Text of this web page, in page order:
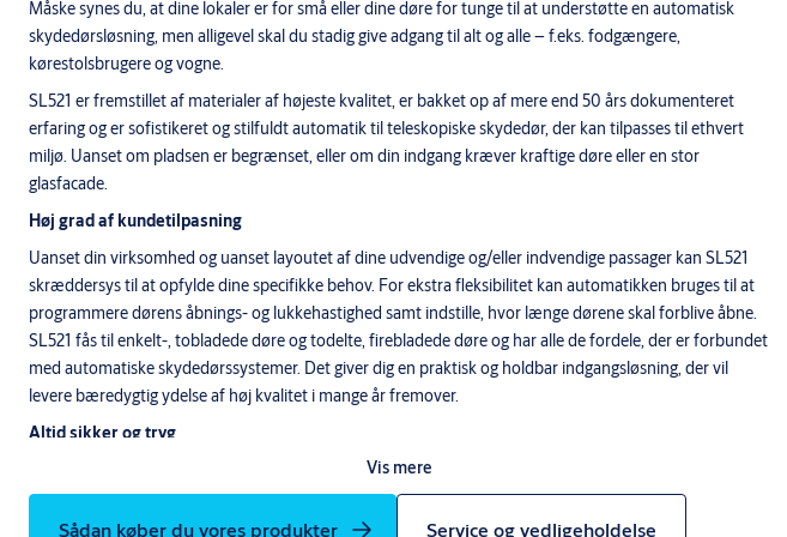
Måske synes du, at dine lokaler er for små eller dine døre for tunge til at understøtte en automatisk
skydedørsløsning, men alligevel skal du stadig give adgang til alt og alle – f.eks. fodgængere,
kørestolsbrugere og vogne.
SL521 er fremstillet af materialer af højeste kvalitet, er bakket op af mere end 50 års dokumenteret
erfaring og er sofistikeret og stilfuldt automatik til teleskopiske skydedør, der kan tilpasses til ethvert
miljø. Uanset om pladsen er begrænset, eller om din indgang kræver kraftige døre eller en stor
glasfacade.
Høj grad af kundetilpasning
Uanset din virksomhed og uanset layoutet af dine udvendige og/eller indvendige passager kan SL521
skræddersys til at opfylde dine specifikke behov. For ekstra fleksibilitet kan automatikken bruges til at
programmere dørens åbnings- og lukkehastighed samt indstille, hvor længe dørene skal forblive åbne.
SL521 fås til enkelt-, tobladede døre og todelte, firebladede døre og har alle de fordele, der er forbundet
med automatiske skydedørssystemer. Det giver dig en praktisk og holdbar indgangsløsning, der vil
levere bæredygtig ydelse af høj kvalitet i mange år fremover.
Altid sikker og tryg
Hos ASSA ABLOY er vi her for at hjælpe med at gøre dine indgange så sikre som muligt Fra topmoderne
sensorer, der er designet til straks at åbne dørene, når en person eller forhindring registreres, til
innovativ panikmodulteknologi, der tvinger døre og sideruder til at svinge udad i nødstilfælde, har vores
Vis mere
Sådan køber du vores produkter Service og vedligeholdelse